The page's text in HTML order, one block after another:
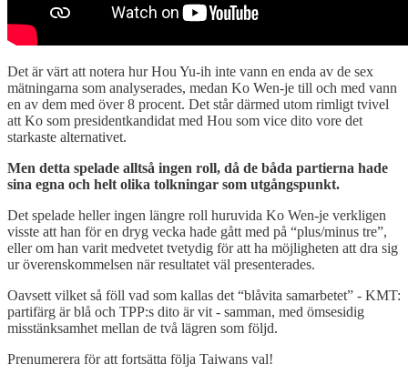
Det är värt att notera hur Hou Yu-ih inte vann en enda av de sex
mätningarna som analyserades, medan Ko Wen-je till och med vann
en av dem med över 8 procent. Det står därmed utom rimligt tvivel
att Ko som presidentkandidat med Hou som vice dito vore det
starkaste alternativet.
Men detta spelade alltså ingen roll, då de båda partierna hade
sina egna och helt olika tolkningar som utgångspunkt.
Det spelade heller ingen längre roll huruvida Ko Wen-je verkligen
visste att han för en dryg vecka hade gått med på “plus/minus tre”,
eller om han varit medvetet tvetydig för att ha möjligheten att dra sig
ur överenskommelsen när resultatet väl presenterades.
Oavsett vilket så föll vad som kallas det “blåvita samarbetet” - KMT:
partifärg är blå och TPP:s dito är vit - samman, med ömsesidig
misstänksamhet mellan de två lägren som följd.
Prenumerera för att fortsätta följa Taiwans val!